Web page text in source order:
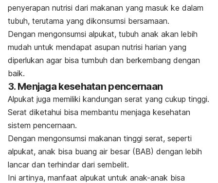
penyerapan nutrisi dari makanan yang masuk ke dalam
tubuh, terutama yang dikonsumsi bersamaan.
Dengan mengonsumsi alpukat, tubuh anak akan lebih
mudah untuk mendapat asupan nutrisi harian yang
diperlukan agar bisa tumbuh dan berkembang dengan
baik.
3. Menjaga kesehatan pencernaan
Alpukat juga memiliki kandungan serat yang cukup tinggi.
Serat diketahui bisa membantu menjaga kesehatan
sistem pencernaan.
Dengan mengonsumsi makanan tinggi serat, seperti
alpukat, anak bisa buang air besar (BAB) dengan lebih
lancar dan terhindar dari sembelit.
Ini artinya, manfaat alpukat untuk anak-anak bisa